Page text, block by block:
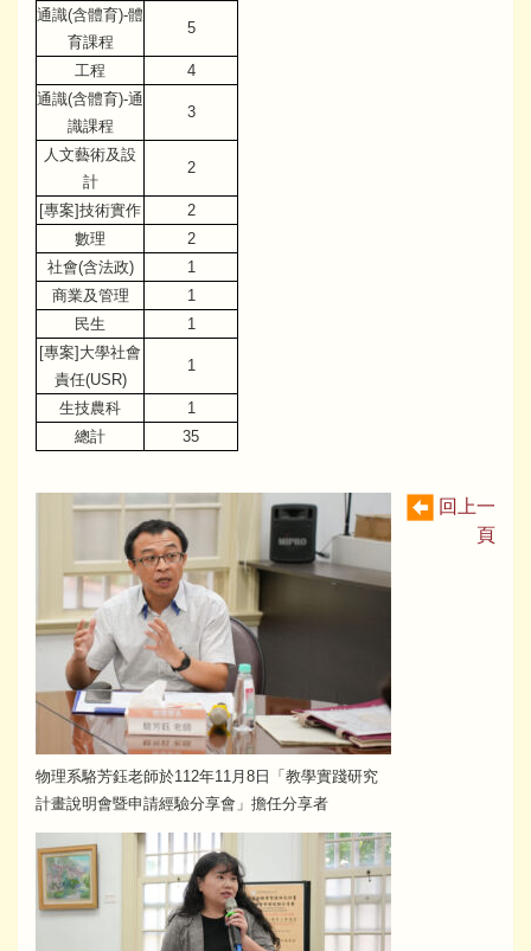
通識(含體育)-體
育課程
5
工程
4
通識(含體育)-通
識課程
3
人文藝術及設
計
2
[專案]技術實作
2
數理
2
社會(含法政)
1
商業及管理
1
民生
1
[專案]大學社會
責任(USR)
1
生技農科
1
總計
35
物理系駱芳鈺老師於112年11月8日「教學實踐研究
計畫說明會暨申請經驗分享會」擔任分享者
回上一
頁